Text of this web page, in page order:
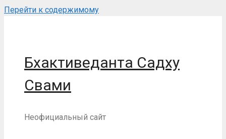
Перейти к содержимому
Бхактиведанта Садху
Свами
Неофициальный сайт